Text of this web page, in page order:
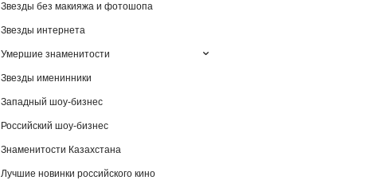
Звезды без макияжа и фотошопа
Звезды интернета
Умершие знаменитости
Звезды именинники
Западный шоу-бизнес
Российский шоу-бизнес
Знаменитости Казахстана
Лучшие новинки российского кино